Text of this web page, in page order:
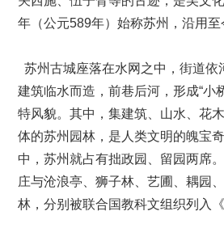
年（公元589年）始称苏州，沿用至
苏州古城座落在水网之中，街道依
建筑临水而造，前巷后河，形成“小
特风貌。其中，集建筑、山水、花
体的苏州园林，是人类文明的魄宝
中，苏州就占有拙政园、留园两席
庄与沧浪亭、狮子林、艺圃、耦园
林，分别被联合国教科文组织列入